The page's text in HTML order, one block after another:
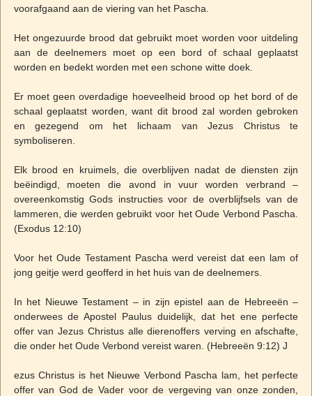
voorafgaand aan de viering van het Pascha.
Het ongezuurde brood dat gebruikt moet worden voor uitdeling
aan de deelnemers moet op een bord of schaal geplaatst
worden en bedekt worden met een schone witte doek.
Er moet geen overdadige hoeveelheid brood op het bord of de
schaal geplaatst worden, want dit brood zal worden gebroken
en gezegend om het lichaam van Jezus Christus te
symboliseren.
Elk brood en kruimels, die overblijven nadat de diensten zijn
beëindigd, moeten die avond in vuur worden verbrand –
overeenkomstig Gods instructies voor de overblijfsels van de
lammeren, die werden gebruikt voor het Oude Verbond Pascha.
(Exodus 12:10)
Voor het Oude Testament Pascha werd vereist dat een lam of
jong geitje werd geofferd in het huis van de deelnemers.
In het Nieuwe Testament – in zijn epistel aan de Hebreeën –
onderwees de Apostel Paulus duidelijk, dat het ene perfecte
offer van Jezus Christus alle dierenoffers verving en afschafte,
die onder het Oude Verbond vereist waren. (Hebreeën 9:12) J
ezus Christus is het Nieuwe Verbond Pascha lam, het perfecte
offer van God de Vader voor de vergeving van onze zonden,